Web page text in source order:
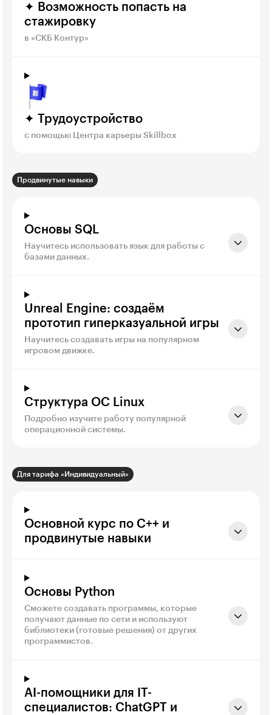
✦ Возможность попасть на
стажировку
в «СКБ Контур»
✦ Трудоустройство
с помощью Центра карьеры Skillbox
Продвинутые навыки
Основы SQL
Научитесь использовать язык для работы с
базами данных.
Unreal Engine: создаём
прототип гиперказуальной игры
Научитесь создавать игры на популярном
игровом движке.
Структура ОС Linux
Подробно изучите работу популярной
операционной системы.
Для тарифа «Индивидуальный»
Основной курс по C++ и
продвинутые навыки
Основы Python
Сможете создавать программы, которые
получают данные по сети и используют
библиотеки (готовые решения) от других
программистов.
AI-помощники для IT-
специалистов: ChatGPT и